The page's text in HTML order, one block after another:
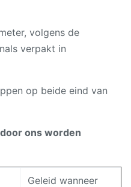
volgens de
verpakt in
op beide eind van
ons worden
Geleid wanneer